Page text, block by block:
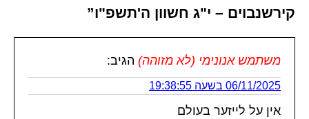
קירשנבוים – י"ג חשוון ה'תשפ"ו”
משתמש אנונימי (לא מזוהה) הגיב:
06/11/2025 בשעה 19:38:55
אין על לייזער בעולם